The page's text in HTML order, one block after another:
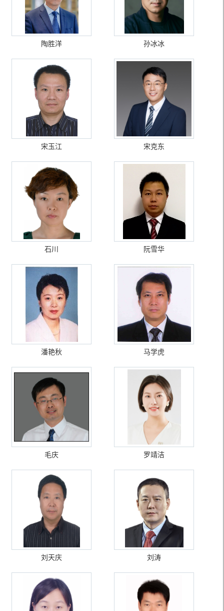
陶胜洋 孙冰冰
宋玉江 宋克东
石川 阮雪华
潘艳秋 马学虎
毛庆 罗靖洁
刘天庆 刘涛